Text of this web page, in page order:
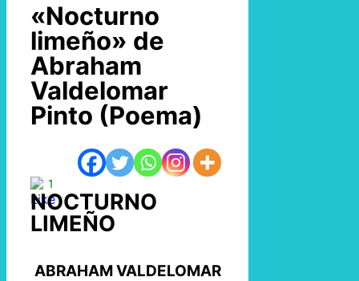
«Nocturno
limeño» de
Abraham
Valdelomar
Pinto (Poema)
1
NOCTURNO
LIMEÑO
ABRAHAM VALDELOMAR